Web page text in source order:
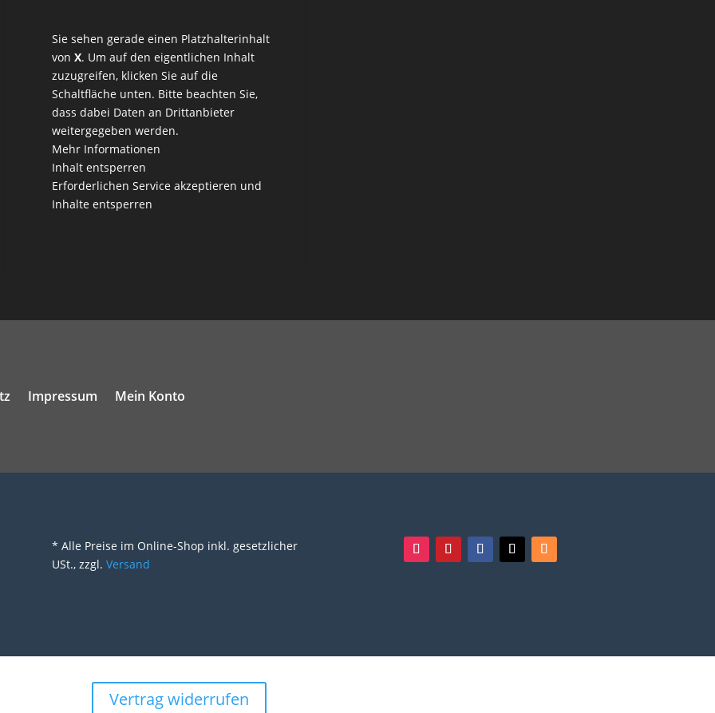
Sie sehen gerade einen Platzhalterinhalt
von X. Um auf den eigentlichen Inhalt
zuzugreifen, klicken Sie auf die
Schaltfläche unten. Bitte beachten Sie,
dass dabei Daten an Drittanbieter
weitergegeben werden.
Mehr Informationen
Inhalt entsperren
Erforderlichen Service akzeptieren und
Inhalte entsperren
Impressum Mein Konto
* Alle Preise im Online-Shop inkl. gesetzlicher
USt., zzgl. Versand
Vertrag widerrufen